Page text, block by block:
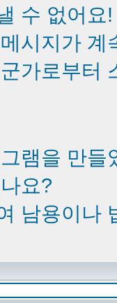
수 없어요!
시지가 계
가로부터
램을 만들
요?
남용이나